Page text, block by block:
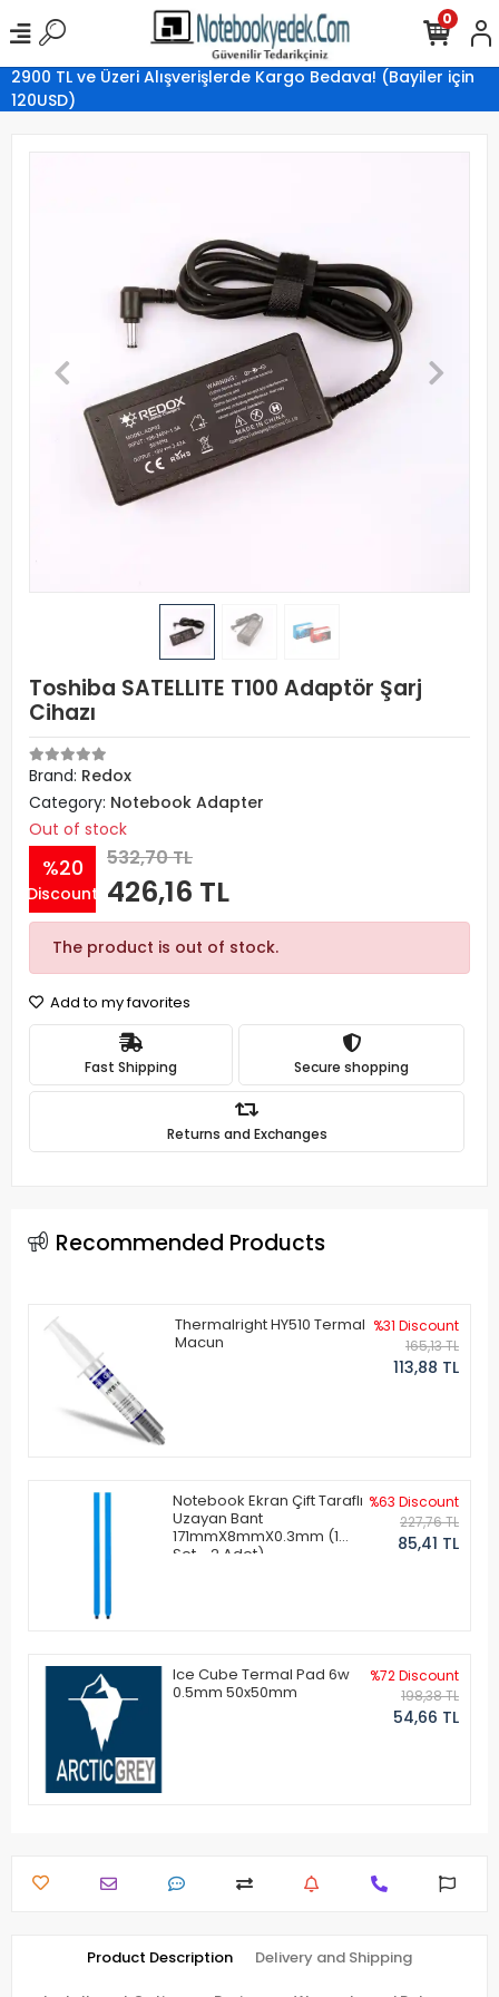
2900 TL ve Üzeri Alışverişlerde Kargo Bedava! (Bayiler için
120USD)
0
Toshiba SATELLITE T100 Adaptör Şarj
Cihazı
Brand: Redox
Category: Notebook Adapter
Out of stock
%20
Discount
532,70 TL
426,16 TL
The product is out of stock.
Add to my favorites
Fast Shipping Secure shopping
Returns and Exchanges
Recommended Products
Thermalright HY510 Termal
Macun
%31 Discount
165,13 TL
113,88 TL
Notebook Ekran Çift Taraflı
Uzayan Bant
171mmX8mmX0.3mm (1
Set - 2 Adet)
%63 Discount
227,76 TL
85,41 TL
Ice Cube Termal Pad 6w
0.5mm 50x50mm
%72 Discount
198,38 TL
54,66 TL
Product Description Delivery and Shipping